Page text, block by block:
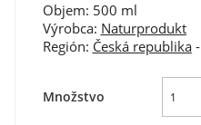
Objem: 500 ml
Výrobca: Naturprodukt
Región: Česká republika-
Množstvo